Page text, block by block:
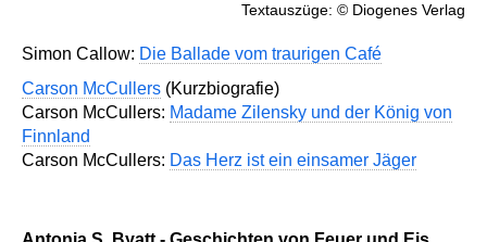
Textauszüge: © Diogenes Verlag
Simon Callow: Die Ballade vom traurigen Café
Carson McCullers (Kurzbiografie)
Carson McCullers: Madame Zilensky und der König von
Finnland
Carson McCullers: Das Herz ist ein einsamer Jäger